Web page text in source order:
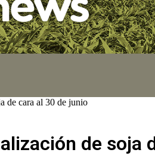
de cara al 30 de junio
de soja